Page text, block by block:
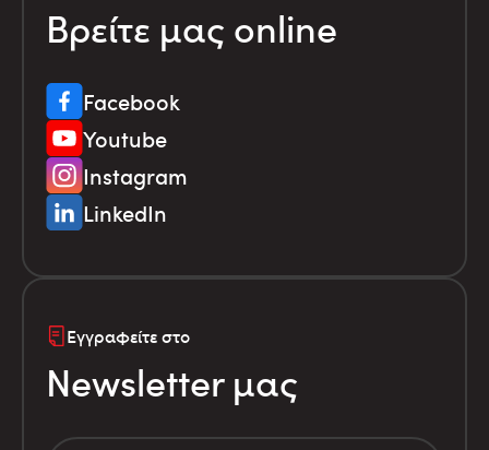
Βρείτε μας online
Facebook
Youtube
Instagram
LinkedIn
Εγγραφείτε στο
Newsletter μας